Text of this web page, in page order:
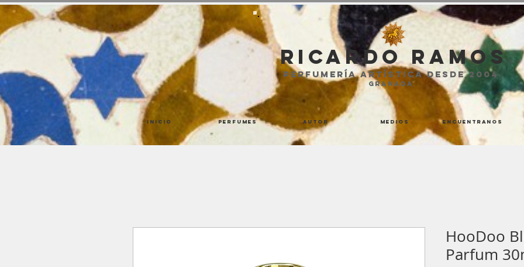
Ricardo Ramos
perfumería artística desde 2004
GRANADA
Inicio Perfumes Autor Medios Encuentranos
HooDoo
Parfum